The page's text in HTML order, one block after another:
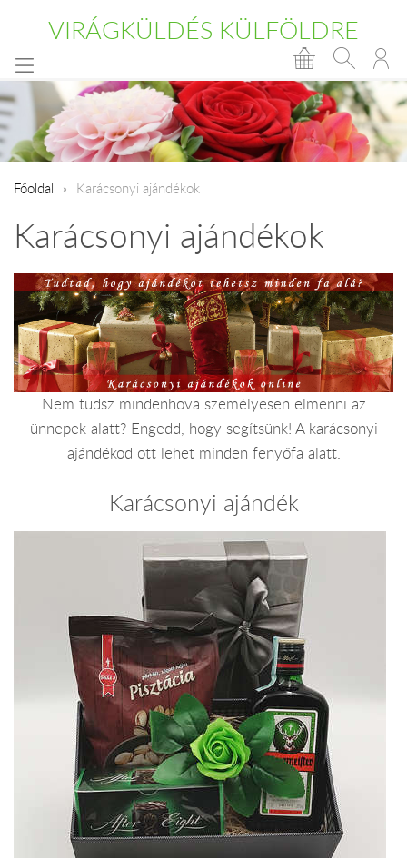
VIRÁGKÜLDÉS KÜLFÖLDRE
Főoldal Karácsonyi ajándékok
Karácsonyi ajándékok
Nem tudsz mindenhova személyesen elmenni az
ünnepek alatt? Engedd, hogy segítsünk! A karácsonyi
ajándékod ott lehet minden fenyőfa alatt.
Karácsonyi ajándék